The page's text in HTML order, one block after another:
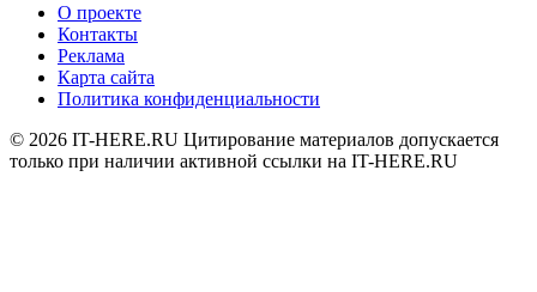
О проекте
Контакты
Реклама
Карта сайта
Политика конфиденциальности
© 2026 IT-HERE.RU Цитирование материалов допускается
только при наличии активной ссылки на IT-HERE.RU